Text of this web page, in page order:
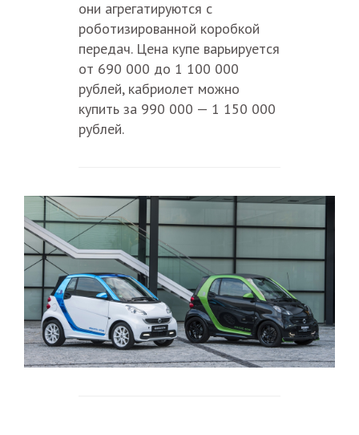
они агрегатируются с
роботизированной коробкой
передач. Цена купе варьируется
от 690 000 до 1 100 000
рублей, кабриолет можно
купить за 990 000 — 1 150 000
рублей.